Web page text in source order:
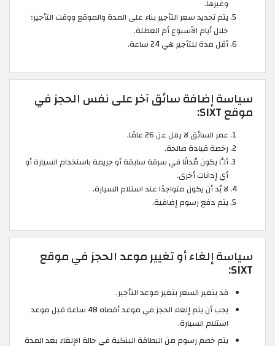
وغيرها.
يتم تحديد سعر التأجير بناء على المدة والموقع ووقت التأجير؛
خلال أيام الأسبوع أم العطلة.
أقل مدة للتأجير هي 24 ساعة.
سياسة إضافة سائق آخر على نفس الحجز في
موقع SIXT:
عمر السائق لا يقل عن 26 عامًا.
رخصة قيادة صالحة.
ألَّا يكون مُدانًا في سرقة سابقة أو جريمة باستخدام السيارة أو
أي إدانات أخرى.
لا بُد أن يكون متواجدًا عند استلام السيارة.
يتم دفع رسوم إضافية.
سياسة إلغاء أو تغيير موعد الحجز في موقع
SIXT:
قد يتغير السعر بتغير موعد التأجير.
يجب أن يتم إلغاء الحجز في موعد أقصاه 48 ساعة قبل موعد
استلام السيارة.
يتم خصم رسوم من البطاقة البنكية في حالة الإلغاء بعد المدة